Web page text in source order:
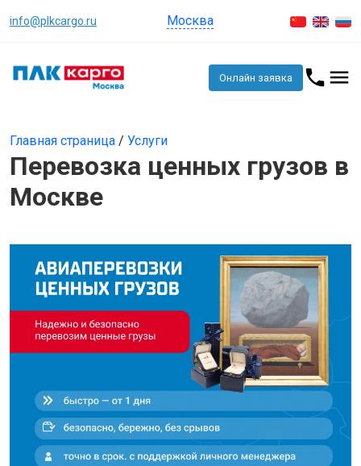
info@plkcargo.ru Москва
Онлайн заявка
Главная страница / Услуги
Перевозка ценных грузов в
Москве